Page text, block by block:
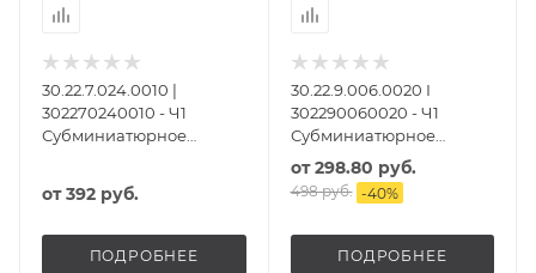
30.22.7.024.0010 |
302270240010 - Ч1
Субминиатюрное
от392 руб.
ПОДРОБНЕЕ
30.22.9.006.0020 I
302290060020 - Ч1
Субминиатюрное
электромеханическое
двухрядное реле
от298.80 руб.
498 руб. -40%
ПОДРОБНЕЕ